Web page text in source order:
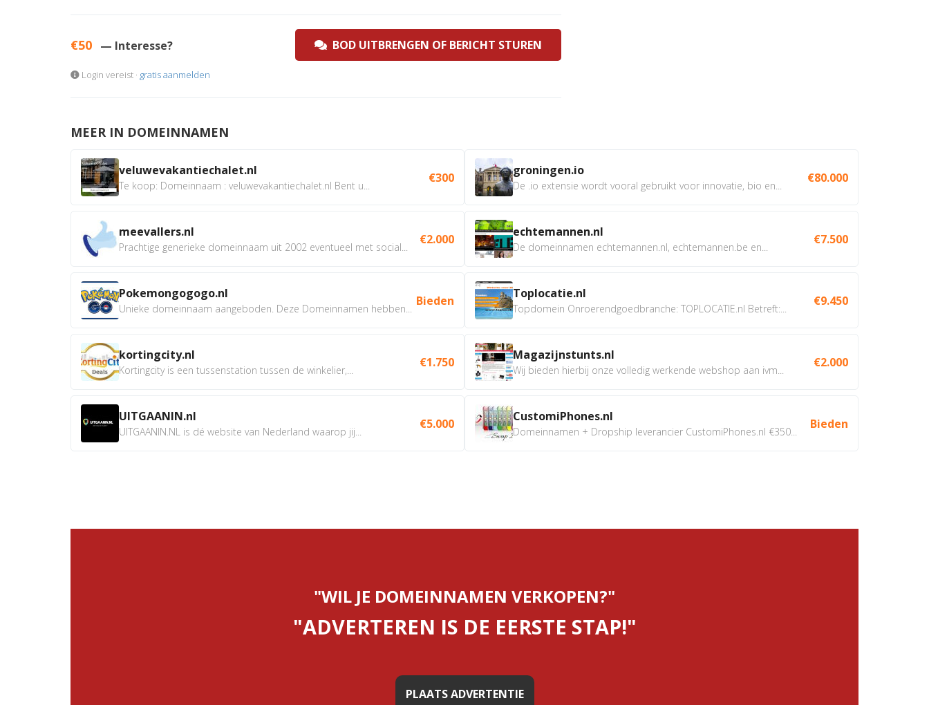
€50 — Interesse? BOD UITBRENGEN OF BERICHT STUREN
Login vereist · gratis aanmelden
MEER IN DOMEINNAMEN
veluwevakantiechalet.nl
Te koop: Domeinnaam : veluwevakantiechalet.nl Bent u...
€300
meevallers.nl
Prachtige generieke domeinnaam uit 2002 eventueel met social...
€2.000
Pokemongogogo.nl
Unieke domeinnaam aangeboden. Deze Domeinnamen hebben...
Bieden
kortingcity.nl
Kortingcity is een tussenstation tussen de winkelier,...
€1.750
UITGAANIN.nl
UITGAANIN.NL is dé website van Nederland waarop jij...
€5.000
groningen.io
De .io extensie wordt vooral gebruikt voor innovatie, bio en...
€80.000
echtemannen.nl
De domeinnamen echtemannen.nl, echtemannen.be en...
€7.500
Toplocatie.nl
Topdomein Onroerendgoedbranche: TOPLOCATIE.nl Betreft:...
€9.450
Magazijnstunts.nl
Wij bieden hierbij onze volledig werkende webshop aan ivm...
€2.000
CustomiPhones.nl
Domeinnamen + Dropship leverancier CustomiPhones.nl €350...
Bieden
"WIL JE DOMEINNAMEN VERKOPEN?"
"ADVERTEREN IS DE EERSTE STAP!"
PLAATS ADVERTENTIE